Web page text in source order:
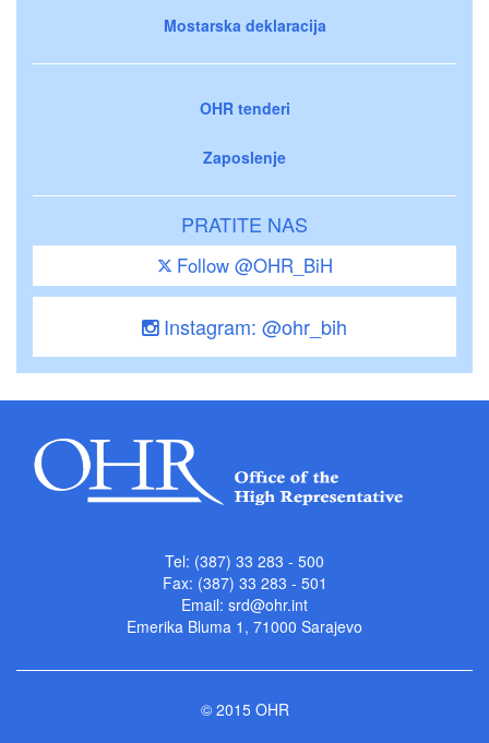
Mostarska deklaracija
OHR tenderi
Zaposlenje
PRATITE NAS
Follow @OHR_BiH
Instagram: @ohr_bih
Tel: (387) 33 283 - 500
Fax: (387) 33 283 - 501
Email: srd@ohr.int
Emerika Bluma 1, 71000 Sarajevo
© 2015 OHR